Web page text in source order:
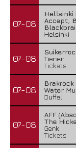
07-08
Hellsinki
Accept,
Helsinki
07-08
Tienen
Tickets
07-08
Brakrock
Water
Duffel
07-08
AFF
The
Genk
Tickets